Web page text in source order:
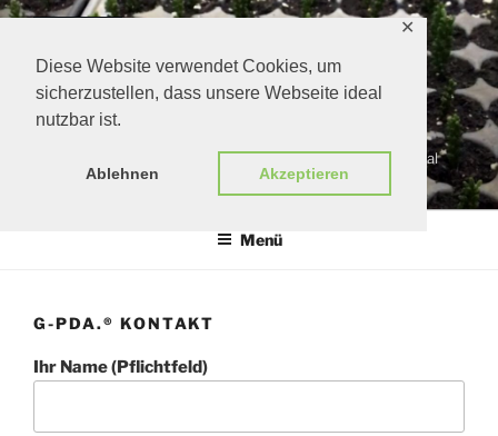
Diese Website verwendet Cookies, um
sicherzustellen, dass unsere Webseite ideal
nutzbar ist.
Ablehnen Akzeptieren
✕
Zum
springen
G-PDA.®
gärtners persönlicher digitaler assistent | growers personal
digital assistant
Menü
G-PDA.® KONTAKT
Ihr Name (Pflichtfeld)